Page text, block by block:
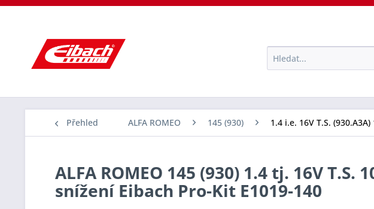
Přehled ALFA ROMEO 145 (930) 1.4 i.e. 16V T.S. (930.A3A)
ALFA ROMEO 145 (930) 1.4 tj. 16V T.S.
snížení Eibach Pro-Kit E1019-140